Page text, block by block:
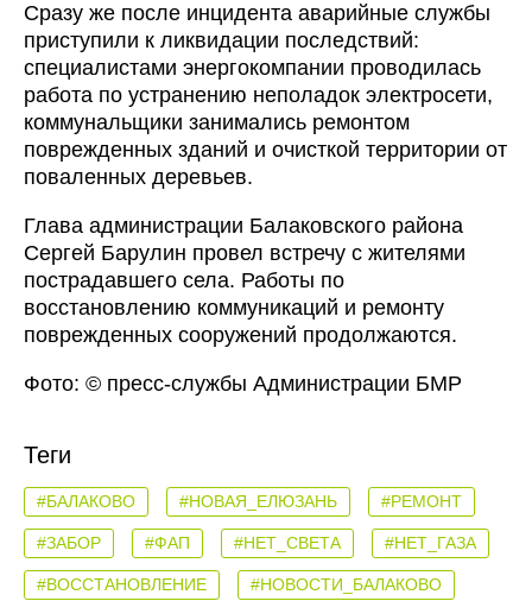
Сразу же после инцидента аварийные службы
приступили к ликвидации последствий:
специалистами энергокомпании проводилась
работа по устранению неполадок электросети,
коммунальщики занимались ремонтом
поврежденных зданий и очисткой территории от
поваленных деревьев.
Глава администрации Балаковского района
Сергей Барулин провел встречу с жителями
пострадавшего села. Работы по
восстановлению коммуникаций и ремонту
поврежденных сооружений продолжаются.
Фото: © пресс-службы Администрации БМР
Теги
#БАЛАКОВО #НОВАЯ_ЕЛЮЗАНЬ #РЕМОНТ
#ЗАБОР #ФАП #НЕТ_СВЕТА #НЕТ_ГАЗА
#ВОССТАНОВЛЕНИЕ #НОВОСТИ_БАЛАКОВО